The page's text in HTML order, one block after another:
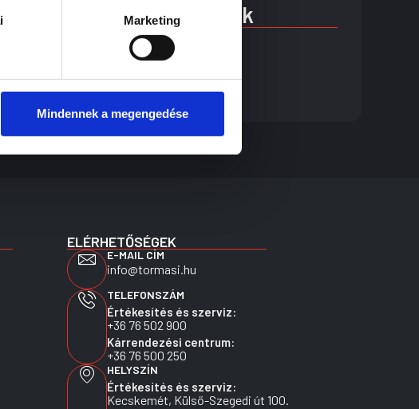
Marketing
Mindennek a megengedése
Címkék
műszaki vizsga
karosszéria
autószervíz
ELÉRHETŐSÉGEK
E-MAIL CÍM
info@tormasi.hu
TELEFONSZÁM
Értékesítés és szerviz:
+36 76 502 900
Kárrendezési centrum:
+36 76 500 250
HELYSZÍN
Értékesítés és szerviz:
Kecskemét, Külső-Szegedi út 100.